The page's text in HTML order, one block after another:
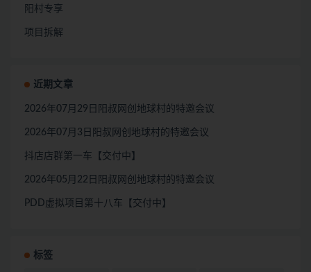
阳村专享
项目拆解
近期文章
2026年07月29日阳叔网创地球村的特邀会议
2026年07月3日阳叔网创地球村的特邀会议
抖店店群第一车【交付中】
2026年05月22日阳叔网创地球村的特邀会议
PDD虚拟项目第十八车【交付中】
标签